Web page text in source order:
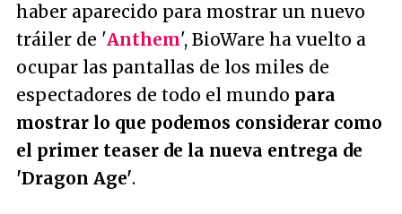
haber aparecido para mostrar un nuevo
tráiler de 'Anthem', BioWare ha vuelto a
ocupar las pantallas de los miles de
espectadores de todo el mundo para
mostrar lo que podemos considerar como
el primer teaser de la nueva entrega de
'Dragon Age'.